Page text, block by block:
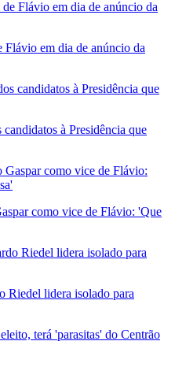
em dia de anúncio da
à Presidência que
como vice de Flávio: 'Que
Riedel lidera isolado para